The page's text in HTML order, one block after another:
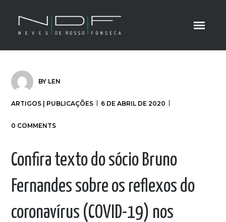
BY LEN
ARTIGOS | PUBLICAÇÕES 6 DE ABRIL DE 2020
0 COMMENTS
Confira texto do sócio Bruno
Fernandes sobre os reflexos do
coronavírus (COVID-19) nos